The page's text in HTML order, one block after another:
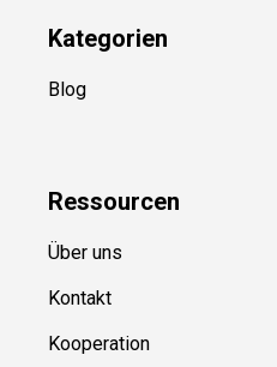
Kategorien
Blog
Ressourcen
Über uns
Kontakt
Kooperation